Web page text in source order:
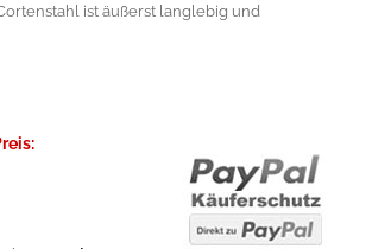
ist äußerst langlebig und